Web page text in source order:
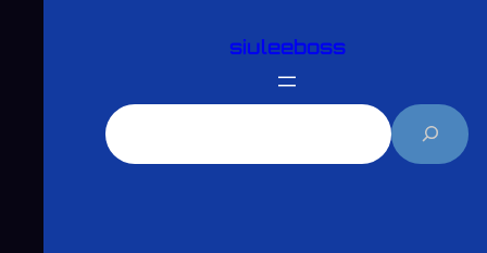
siuleeboss